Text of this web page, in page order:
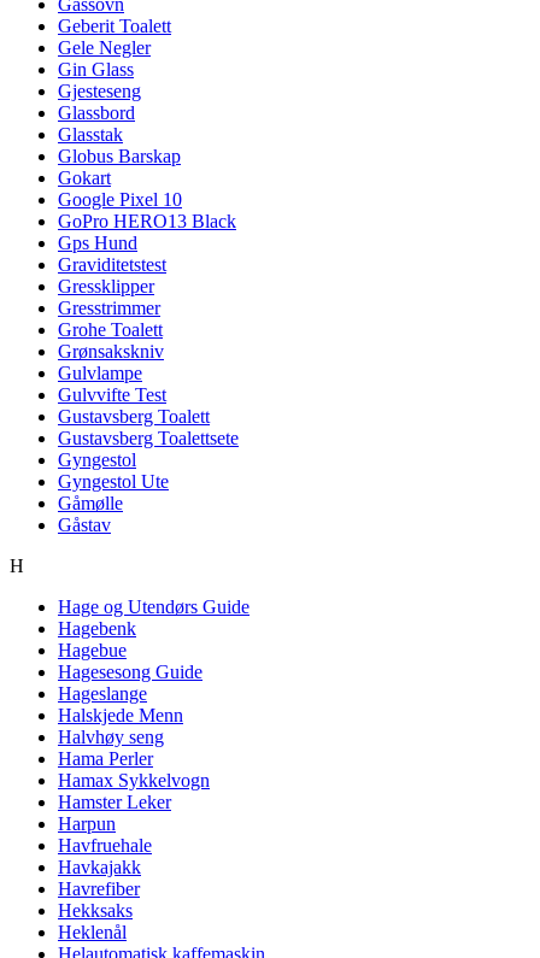
Gassovn
Geberit Toalett
Gele Negler
Gin Glass
Gjesteseng
Glassbord
Glasstak
Globus Barskap
Gokart
Google Pixel 10
GoPro HERO13 Black
Gps Hund
Graviditetstest
Gressklipper
Gresstrimmer
Grohe Toalett
Grønsakskniv
Gulvlampe
Gulvvifte Test
Gustavsberg Toalett
Gustavsberg Toalettsete
Gyngestol
Gyngestol Ute
Gåmølle
Gåstav
H
Hage og Utendørs Guide
Hagebenk
Hagebue
Hagesesong Guide
Hageslange
Halskjede Menn
Halvhøy seng
Hama Perler
Hamax Sykkelvogn
Hamster Leker
Harpun
Havfruehale
Havkajakk
Havrefiber
Hekksaks
Heklenål
Helautomatisk kaffemaskin